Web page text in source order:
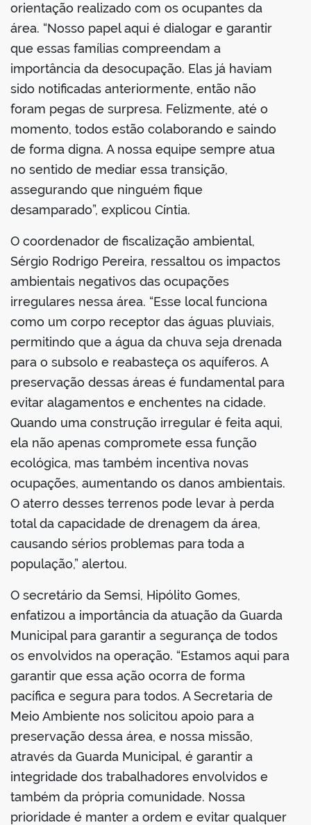
orientação realizado com os ocupantes da
área. “Nosso papel aqui é dialogar e garantir
que essas famílias compreendam a
importância da desocupação. Elas já haviam
sido notificadas anteriormente, então não
foram pegas de surpresa. Felizmente, até o
momento, todos estão colaborando e saindo
de forma digna. A nossa equipe sempre atua
no sentido de mediar essa transição,
assegurando que ninguém fique
desamparado”, explicou Cíntia.
O coordenador de fiscalização ambiental,
Sérgio Rodrigo Pereira, ressaltou os impactos
ambientais negativos das ocupações
irregulares nessa área. “Esse local funciona
como um corpo receptor das águas pluviais,
permitindo que a água da chuva seja drenada
para o subsolo e reabasteça os aquíferos. A
preservação dessas áreas é fundamental para
evitar alagamentos e enchentes na cidade.
Quando uma construção irregular é feita aqui,
ela não apenas compromete essa função
ecológica, mas também incentiva novas
ocupações, aumentando os danos ambientais.
O aterro desses terrenos pode levar à perda
total da capacidade de drenagem da área,
causando sérios problemas para toda a
população,” alertou.
O secretário da Semsi, Hipólito Gomes,
enfatizou a importância da atuação da Guarda
Municipal para garantir a segurança de todos
os envolvidos na operação. “Estamos aqui para
garantir que essa ação ocorra de forma
pacífica e segura para todos. A Secretaria de
Meio Ambiente nos solicitou apoio para a
preservação dessa área, e nossa missão,
através da Guarda Municipal, é garantir a
integridade dos trabalhadores envolvidos e
também da própria comunidade. Nossa
prioridade é manter a ordem e evitar qualquer